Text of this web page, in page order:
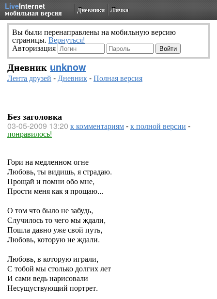
LiveInternet
мобильная версия Дневники Личка
Вы были перенаправлены на мобильную версию
страницы. Вернуться!
Авторизация
Дневник unknow
Лента друзей -Дневник-Полная версия
Без заголовка
03-05-2009 13:20 к комментариям-к полной версии -
понравилось!
Гори на медленном огне
Любовь, ты видишь, я страдаю.
Прощай и помни обо мне,
Прости меня как я прощаю...
О том что было не забудь,
Случилось то чего мы ждали,
Пошла давно уже свой путь,
Любовь, которую не ждали.
Любовь, в которую играли,
С тобой мы столько долгих лет
И сами ведь нарисовали
Несущуствующий портрет.